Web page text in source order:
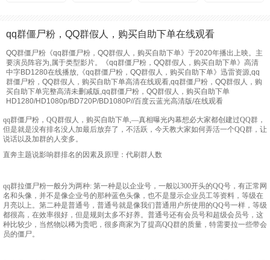
第38集 第39集 第40集
qq群僵尸粉，QQ群假人，购买自助下单在线观看
QQ群僵尸粉《qq群僵尸粉，QQ群假人，购买自助下单》于2020年播出上映。主
要演员阵容为,属于类型影片。《qq群僵尸粉，QQ群假人，购买自助下单》高清
中字BD1280在线播放,《qq群僵尸粉，QQ群假人，购买自助下单》迅雷资源,qq
群僵尸粉，QQ群假人，购买自助下单高清在线观看,qq群僵尸粉，QQ群假人，购
买自助下单完整高清未删减版,qq群僵尸粉，QQ群假人，购买自助下单
HD1280/HD1080p/BD720P/BD1080P//百度云蓝光高清版/在线观看
qq群僵尸粉，QQ群假人，购买自助下单,—真相曝光内幕想必大家都创建过QQ群，
但是就是没有排名没人加最后放弃了，不活跃，今天教大家如何弄活一个QQ群，让
说话以及加群的人变多。
直奔主题说影响群排名的因素及原理：代刷群人数
qq群拉僵尸粉一般分为两种: 第一种是以企业号，一般以300开头的QQ号，有正常网
名和头像，并不是像企业号的那种蓝色头像，也不是显示企业员工等资料，等级在
月亮以上。第二种是普通号，普通号就是像我们普通用户所使用的QQ号一样，等级
都很高，在效率很好，但是规则太多不好养。普通号还有会员号和超级会员号，这
种比较少，当然物以稀为贵吧，很多商家为了提高QQ群的质量，特需要拉一些带会
员的僵尸。